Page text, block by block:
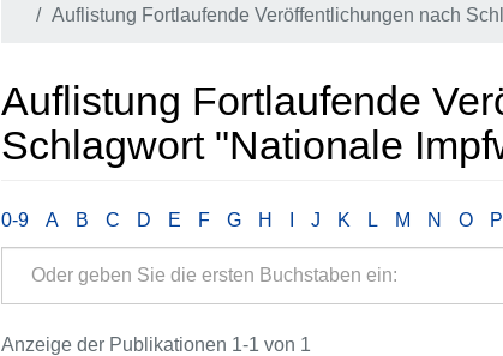
Auflistung Fortlaufende Veröffentlichungen nach
Auflistung Fortlaufende
Schlagwort "Nationale
0-9 A B C D E F G H J K L M N O P
Anzeige der Publikationen 1-1 von 1